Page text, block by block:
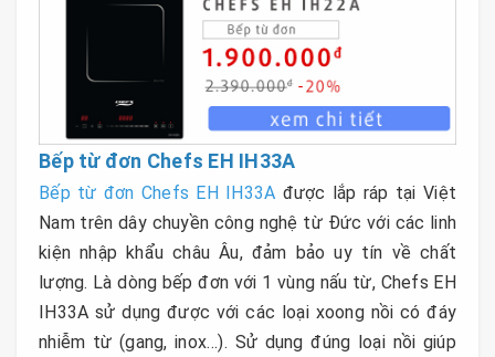
Bếp từ đơn Chefs EH IH33A
Bếp từ đơn Chefs EH IH33A được lắp ráp tại Việt
Nam trên dây chuyền công nghệ từ Đức với các linh
kiện nhập khẩu châu Âu, đảm bảo uy tín về chất
lượng. Là dòng bếp đơn với 1 vùng nấu từ, Chefs EH
IH33A sử dụng được với các loại xoong nồi có đáy
nhiễm từ (gang, inox…). Sử dụng đúng loại nồi giúp